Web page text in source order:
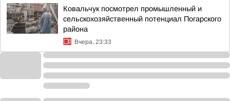
Ковальчук посмотрел промышленный и
сельскохозяйственный потенциал Погарского
района
Вчера, 23:33